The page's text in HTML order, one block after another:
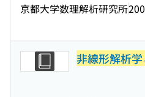
京都大学数理解析研究所
非線形解析